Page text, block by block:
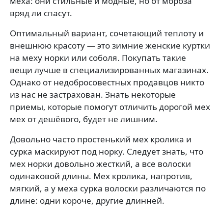
вряд ли спасут.
Оптимальный вариант, сочетающий теплоту и
внешнюю красоту — это зимние женские куртки
на меху норки или соболя. Покупать такие
вещи лучше в специализированных магазинах.
Однако от недобросовестных продавцов никто
из нас не застрахован. Знать некоторые
приемы, которые помогут отличить дорогой мех
мех от дешёвого, будет не лишним.
Довольно часто простенький мех кролика и
сурка маскируют под норку. Следует знать, что
мех норки довольно жесткий, а все волоски
одинаковой длины. Мех кролика, напротив,
мягкий, а у меха сурка волоски различаются по
длине: одни короче, другие длинней.